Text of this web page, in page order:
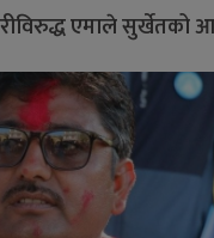
एमाले सुर्खेतको